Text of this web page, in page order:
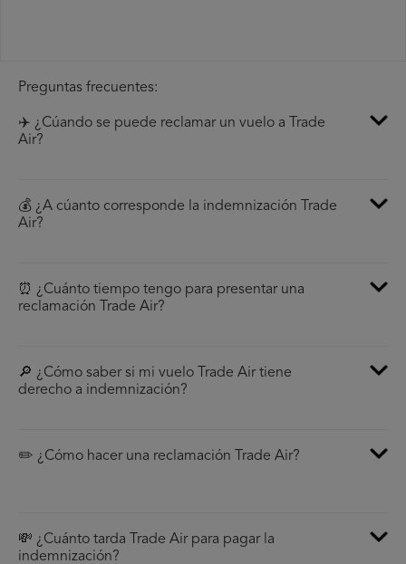
Preguntas frecuentes:
✈️ ¿Cúando se puede reclamar un vuelo a Trade
Air?
💰 ¿A cúanto corresponde la indemnización Trade
Air?
⏰ ¿Cuánto tiempo tengo para presentar una
reclamación Trade Air?
🔎 ¿Cómo saber si mi vuelo Trade Air tiene
derecho a indemnización?
✏️ ¿Cómo hacer una reclamación Trade Air?
💸 ¿Cuánto tarda Trade Air para pagar la
indemnización?